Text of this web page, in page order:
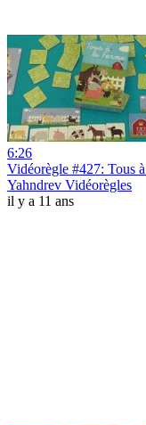
6:26
Vidéorègle #427: Tous
Yahndrev Vidéorègles
il y a 11 ans